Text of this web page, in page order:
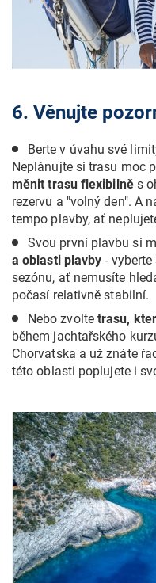
6. Věnujte
Berte v úvahu své
Neplánujte si trasu moc
měnit trasu flexibilněs
rezervu a "volný den". A
tempo plavby, ať
Svou první plavbu si
a oblasti plavby -
sezónu, ať nemusíte
počasí relativně stabilní.
Nebo zvolte trasu,
během jachtařského
Chorvatska a už znáte
této oblasti poplujete i